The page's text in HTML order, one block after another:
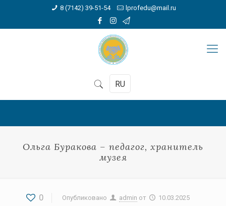
8 (7142) 39-51-54 lprofedu@mail.ru
RU
Ольга Буракова – педагог, хранитель
музея
0 Опубликовано admin от 10.03.2025